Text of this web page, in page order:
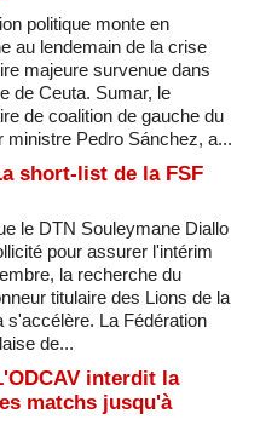
politique monte en
au lendemain de la crise
majeure survenue dans
de Ceuta. Sumar, le
de coalition de gauche du
ministre Pedro Sánchez, a...
short-list de la FSF
le DTN Souleymane Diallo
pour assurer l'intérim
la recherche du
titulaire des Lions de la
s'accélère. La Fédération
de...
interdit la
matchs jusqu'à